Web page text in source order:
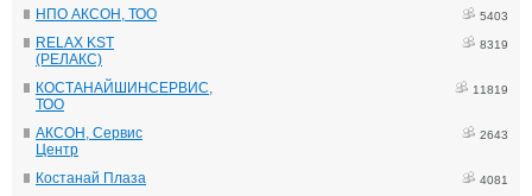
НПО АКСОН, ТОО 5403
RELAX KST
(РЕЛАКС)
8319
КОСТАНАЙШИНСЕРВИС,
ТОО
11819
АКСОН, Сервис
Центр
2643
Костанай Плаза 4081